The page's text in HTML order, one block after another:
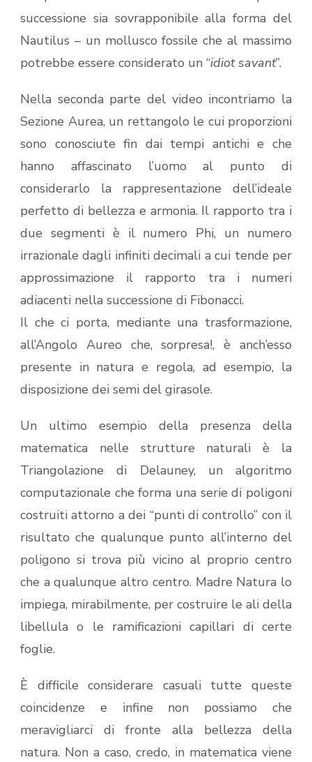
successione sia sovrapponibile alla forma del
Nautilus – un mollusco fossile che al massimo
potrebbe essere considerato un “idiot savant”.
Nella seconda parte del video incontriamo la
Sezione Aurea, un rettangolo le cui proporzioni
sono conosciute fin dai tempi antichi e che
hanno affascinato l’uomo al punto di
considerarlo la rappresentazione dell’ideale
perfetto di bellezza e armonia. Il rapporto tra i
due segmenti è il numero Phi, un numero
irrazionale dagli infiniti decimali a cui tende per
approssimazione il rapporto tra i numeri
adiacenti nella successione di Fibonacci.
Il che ci porta, mediante una trasformazione,
all’Angolo Aureo che, sorpresa!, è anch’esso
presente in natura e regola, ad esempio, la
disposizione dei semi del girasole.
Un ultimo esempio della presenza della
matematica nelle strutture naturali è la
Triangolazione di Delauney, un algoritmo
computazionale che forma una serie di poligoni
costruiti attorno a dei “punti di controllo” con il
risultato che qualunque punto all’interno del
poligono si trova più vicino al proprio centro
che a qualunque altro centro. Madre Natura lo
impiega, mirabilmente, per costruire le ali della
libellula o le ramificazioni capillari di certe
foglie.
È difficile considerare casuali tutte queste
coincidenze e infine non possiamo che
meravigliarci di fronte alla bellezza della
natura. Non a caso, credo, in matematica viene